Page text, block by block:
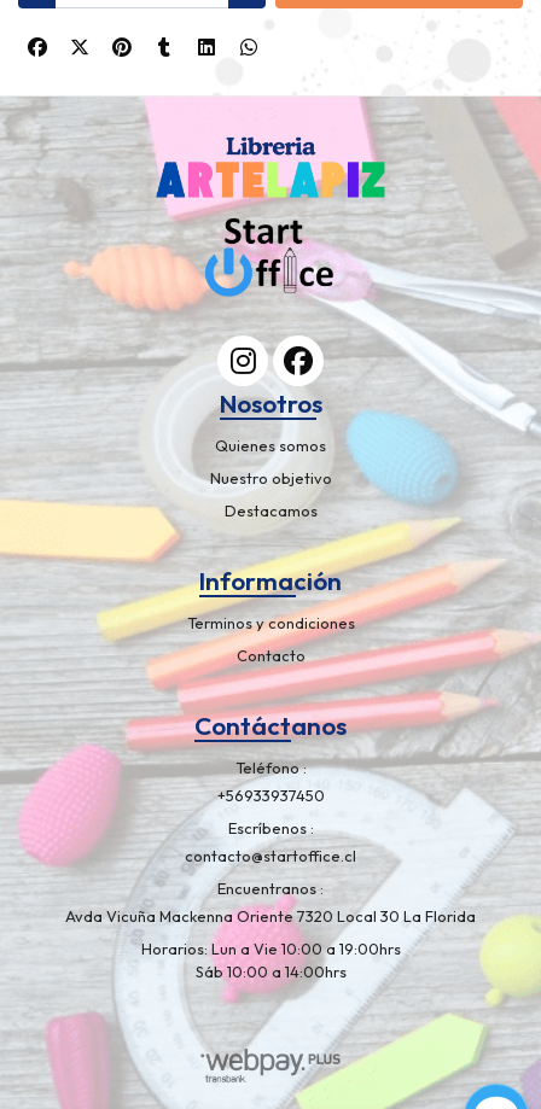
Nosotros
Quienes somos
Nuestro objetivo
Destacamos
Información
Terminos y condiciones
Contacto
Contáctanos
Teléfono
+56933937450
Escríbenos
contacto@startoffice.cl
Encuentranos
Avda Vicuña Mackenna Oriente 7320 Local 30 La Florida
Horarios: Lun a Vie 10:00 a 19:00hrs
Sáb 10:00 a 14:00hrs